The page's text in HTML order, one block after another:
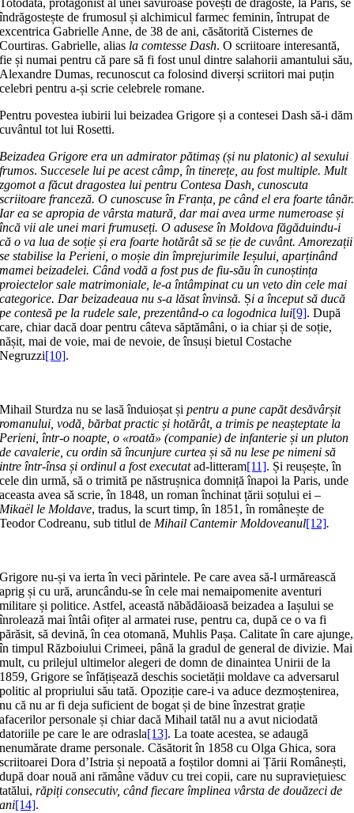
Totodată, protagonist al unei savuroase povești de dragoste, la Paris, se
îndrăgostește de frumosul și alchimicul farmec feminin, întrupat de
excentrica Gabrielle Anne, de 38 de ani, căsătorită Cisternes de
Courtiras. Gabrielle, alias la comtesse Dash. O scriitoare interesantă,
fie și numai pentru că pare să fi fost unul dintre salahorii amantului său,
Alexandre Dumas, recunoscut ca folosind diverși scriitori mai puțin
celebri pentru a-și scrie celebrele romane.
Pentru povestea iubirii lui beizadea Grigore și a contesei Dash să-i dăm
cuvântul tot lui Rosetti.
Beizadea Grigore era un admirator pătimaș (și nu platonic) al sexului
frumos. Succesele lui pe acest câmp, în tinerețe, au fost multiple. Mult
zgomot a făcut dragostea lui pentru Contesa Dash, cunoscuta
scriitoare franceză. O cunoscuse în Franța, pe când el era foarte tânăr.
Iar ea se apropia de vârsta matură, dar mai avea urme numeroase și
încă vii ale unei mari frumuseți. O adusese în Moldova făgăduindu-i
că o va lua de soție și era foarte hotărât să se ție de cuvânt.Amorezații
se stabilise la Perieni, o moșie din împrejurimile Ieșului, aparținând
mamei beizadelei. Când vodă a fost pus de fiu-său în cunoștința
proiectelor sale matrimoniale, le-a întâmpinat cu un veto din cele mai
categorice. Dar beizadeaua nu s-a lăsat învinsă. Și a început să ducă
pe contesă pe la rudele sale, prezentând-o ca logodnica lui[9]. După
care, chiar dacă doar pentru câteva săptămâni, o ia chiar și de soție,
nășit, mai de voie, mai de nevoie, de însuși bietul Costache
Negruzzi[10].
Mihail Sturdza nu se lasă înduioșat șipentru a pune capăt desăvârșit
romanului, vodă, bărbat practic și hotărât, a trimis pe neașteptate la
Perieni, într-o noapte, o «roată» (companie) de infanterie și un pluton
de cavalerie, cu ordin să încunjure curtea și să nu lese pe nimeni să
intre într-însa și ordinul a fost executatad-litteram[11]. Și reușește, în
cele din urmă, să o trimită pe năstrușnica domniță înapoi la Paris, unde
aceasta avea să scrie, în 1848, un roman închinat țării soțului ei –
Mikaël le Moldave, tradus, la scurt timp, în 1851, în românește de
Teodor Codreanu, sub titlul deMihail Cantemir Moldoveanul[12].
Grigore nu-și va ierta în veci părintele. Pe care avea să-l urmărească
aprig și cu ură, aruncându-se în cele mai nemaipomenite aventuri
militare și politice. Astfel, această năbădăioasă beizadea a Iașului se
înrolează mai întâi ofițer al armatei ruse, pentru ca, după ce o va fi
părăsit, să devină, în cea otomană, Muhlis Pașa. Calitate în care ajunge,
în timpul Războiului Crimeei, până la gradul de general de divizie. Mai
mult, cu prilejul ultimelor alegeri de domn de dinaintea Unirii de la
1859, Grigore se înfățișează deschis societății moldave ca adversarul
politic al propriului său tată. Opoziție care-i va aduce dezmoștenirea,
nu că nu ar fi deja suficient de bogat și de bine înzestrat grație
afacerilor personale și chiar dacă Mihail tatăl nu a avut niciodată
datoriile pe care le are odrasla[13]. La toate acestea, se adaugă
nenumărate drame personale. Căsătorit în 1858 cu Olga Ghica, sora
scriitoarei Dora dʼIstria și nepoată a foștilor domni ai Țării Românești,
după doar nouă ani rămâne văduv cu trei copii, care nu supraviețuiesc
tatălui,răpiți consecutiv, când fiecare împlinea vârsta de douăzeci de
ani[14].